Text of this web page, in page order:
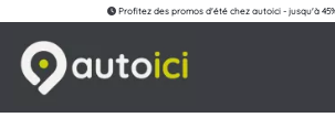
Profitez des promos d'été chez autoici - jusqu'à